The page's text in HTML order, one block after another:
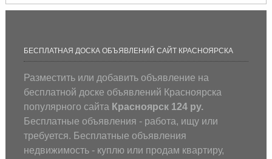
БЕСПЛАТНАЯ ДОСКА ОБЪЯВЛЕНИЙ САЙТ КРАСНОЯРСКА
Разместить или добавить объявление на
бесплатной доске объявлений Красноярска
популярного сайта Красноярск 124 ру.
Бесплатные объявления - работа, ищу или
требуется. Бесплатные объявления
недвижимость - куплю или продам квартиру,